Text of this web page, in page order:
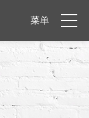
菜单